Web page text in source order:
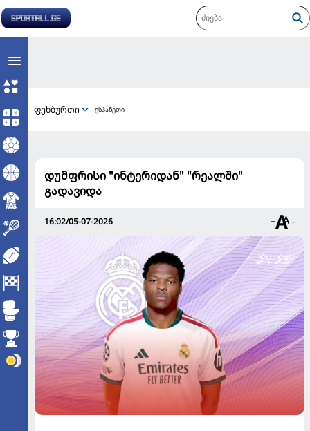
ფეხბურთი ესპანეთი
დუმფრისი "ინტერიდან" "რეალში"
გადავიდა
16:02/05-07-2026 + -